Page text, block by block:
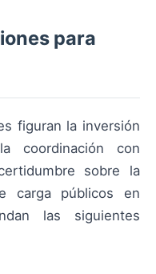
para
figuran la inversión
coordinación con
sobre la
carga públicos en
las siguientes